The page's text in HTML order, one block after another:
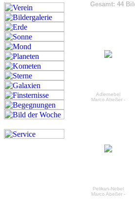
Gesamt: 44
Adlernebel
Marco Abeßer -
Pelikan-Nebel
Marco Abeßer -